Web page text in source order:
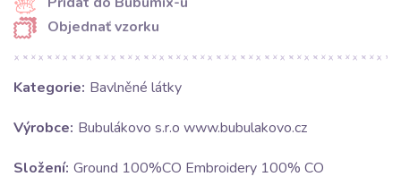
Objednať vzorku
Kategorie: Bavlněné látky
Výrobce: Bubulákovo s.r.o www.bubulakovo.cz
Složení: Ground 100%CO Embroidery 100% CO